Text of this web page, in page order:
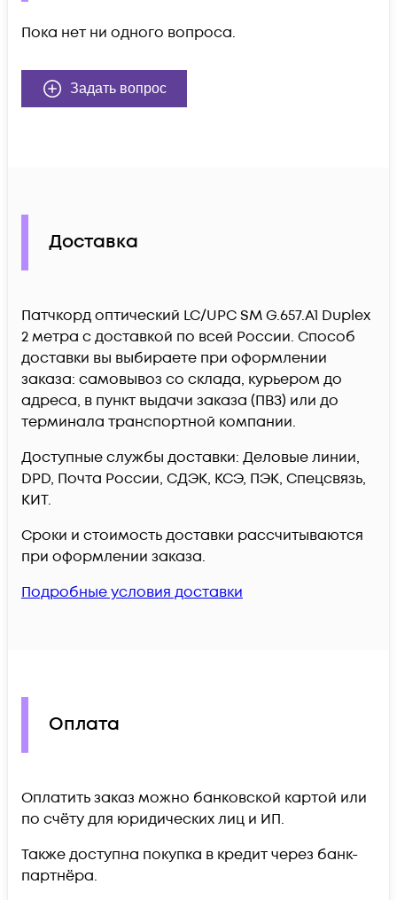
Пока нет ни одного вопроса.
Задать вопрос
Доставка
Патчкорд оптический LC/UPC SM G.657.A1 Duplex
2 метра c доставкой по всей России. Способ
доставки вы выбираете при оформлении
заказа: самовывоз со склада, курьером до
адреса, в пункт выдачи заказа (ПВЗ) или до
терминала транспортной компании.
Доступные службы доставки: Деловые линии,
DPD, Почта России, СДЭК, КСЭ, ПЭК, Спецсвязь,
КИТ.
Сроки и стоимость доставки рассчитываются
при оформлении заказа.
Подробные условия доставки
Оплата
Оплатить заказ можно банковской картой или
по счёту для юридических лиц и ИП.
Также доступна покупка в кредит через банк-
партнёра.